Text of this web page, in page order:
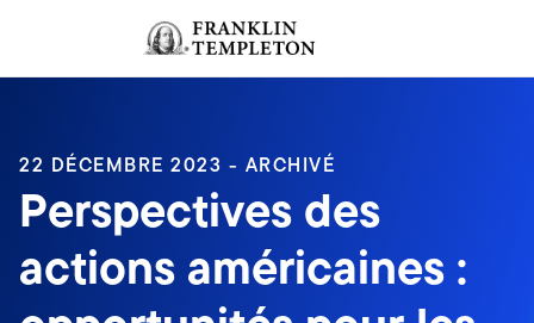
Header menu toggle
Ouverture de session
22 DÉCEMBRE 2023 - ARCHIVÉ
Perspectives des
actions américaines :